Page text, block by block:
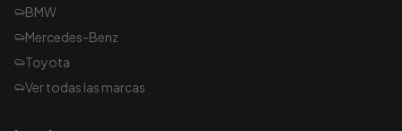
BMW
Mercedes-Benz
Toyota
Ver todas las marcas